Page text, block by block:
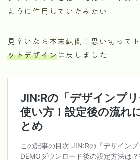
ように作用していたみたい
見辛いなら本末転倒！思い切って
ットデザインに戻しました